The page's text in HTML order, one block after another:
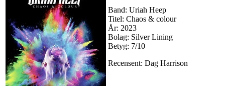
Band: Uriah Heep
Titel: Chaos & colour
År: 2023
Bolag: Silver Lining
Betyg: 7/10
Recensent: Dag Harrison